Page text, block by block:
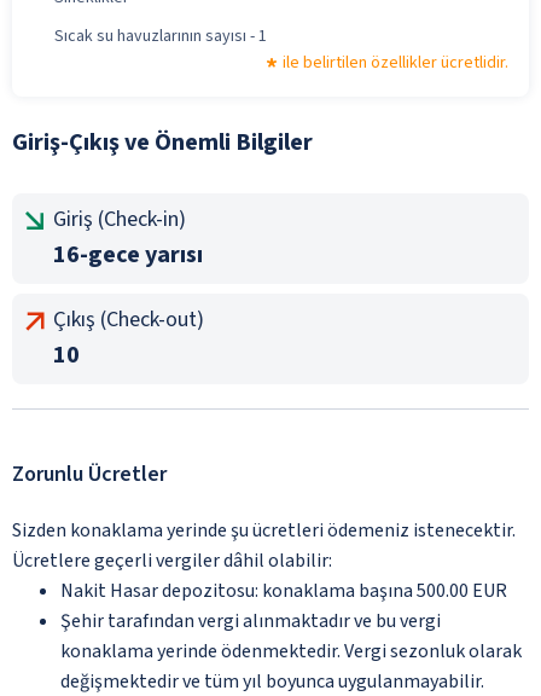
Sıcak su havuzlarının sayısı - 1
ile belirtilen özellikler ücretlidir.
Giriş-Çıkış ve Önemli Bilgiler
Giriş (Check-in)
16-gece yarısı
Çıkış (Check-out)
10
Zorunlu Ücretler
Sizden konaklama yerinde şu ücretleri ödemeniz istenecektir.
Ücretlere geçerli vergiler dâhil olabilir:
Nakit Hasar depozitosu: konaklama başına 500.00 EUR
Şehir tarafından vergi alınmaktadır ve bu vergi
konaklama yerinde ödenmektedir. Vergi sezonluk olarak
değişmektedir ve tüm yıl boyunca uygulanmayabilir.